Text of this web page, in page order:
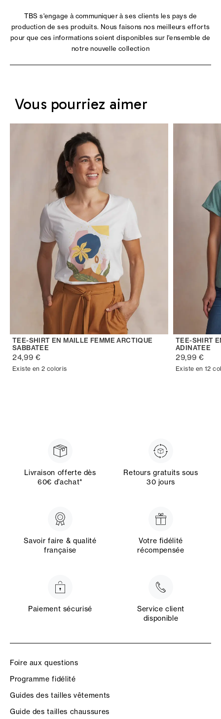
TBS s'engage à communiquer à ses clients les pays de
production de ses produits. Nous faisons nos meilleurs efforts
pour que ces informations soient disponibles sur l'ensemble de
notre nouvelle collection
Vous pourriez aimer
TEE-SHIRT EN MAILLE FEMME ARCTIQUE
SABBATEE
24,99 €
Existe en 2 coloris
TEE-SHIRT
ADINATEE
29,99 €
Existe en 12
Livraison offerte dès
60€ d’achat*
Retours gratuits sous
30 jours
Savoir faire & qualité
française
Votre fidélité
récompensée
Paiement sécurisé
Service client
disponible
Foire aux questions
Programme fidélité
Guides des tailles vêtements
Guide des tailles chaussures